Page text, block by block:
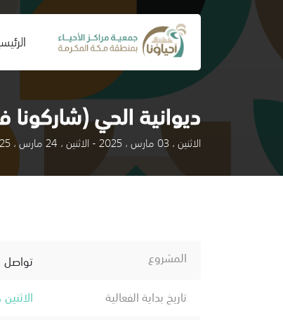
(current)
ديوانية الحي
الاثنين ، 03 مارس ، 2025 - الاثنين ، 24 مارس ، 2025
المشروع
تواصل
تاريخ بداية الفعالية
الاثنين ، 03 مارس ، 2025